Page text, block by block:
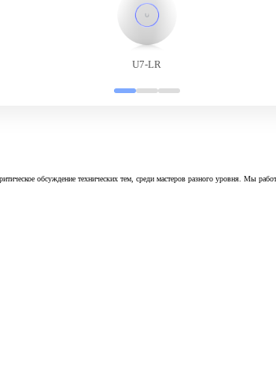
U7-LR
обсуждение технических тем, среди мастеров разного уровня. Мы